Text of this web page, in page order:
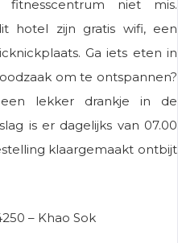
niet mis.
hotel zijn gratis wifi, een
Ga iets eten in
om te ontspannen?
lekker drankje in de
is er dagelijks van 07.00
klaargemaakt ontbijt
– Khao Sok